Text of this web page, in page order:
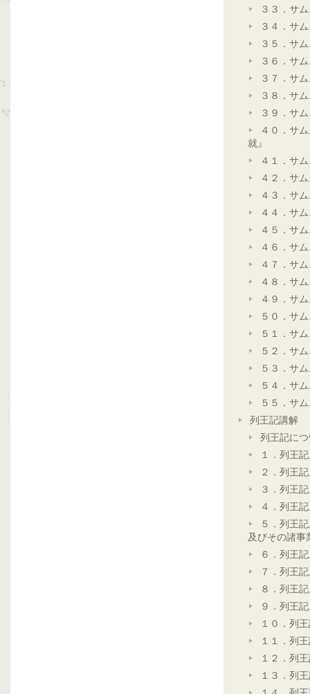
３３．サ
３４．サ
３５．サ
３６．サ
３７．サ
３８．サ
３９．サ
４０．サ
就』
４１．サ
４２．サ
４３．サ
４４．サ
４５．サ
４６．サ
４７．サ
４８．サ
４９．サ
５０．サ
５１．サ
５２．サ
５３．サ
５４．サ
５５．サ
列王記講解
列王記に
１．列王
２．列王
３．列王
４．列王
５．列王
及びその諸事
６．列王
７．列王
８．列王
９．列王
１０．列
１１．列
１２．列
１３．列